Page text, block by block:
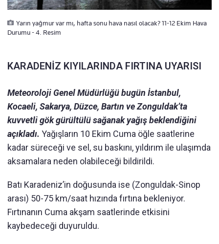
Yarın yağmur var mı, hafta sonu hava nasıl olacak? 11-12 Ekim Hava
Durumu - 4. Resim
KARADENİZ KIYILARINDA FIRTINA UYARISI
Meteoroloji Genel Müdürlüğü bugün İstanbul,
Kocaeli, Sakarya, Düzce, Bartın ve Zonguldak’ta
kuvvetli gök gürültülü sağanak yağış beklendiğini
açıkladı. Yağışların 10 Ekim Cuma öğle saatlerine
kadar süreceği ve sel, su baskını, yıldırım ile ulaşımda
aksamalara neden olabileceği bildirildi.
Batı Karadeniz’in doğusunda ise (Zonguldak-Sinop
arası) 50-75 km/saat hızında fırtına bekleniyor.
Fırtınanın Cuma akşam saatlerinde etkisini
kaybedeceği duyuruldu.